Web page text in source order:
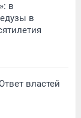
в
в
властей